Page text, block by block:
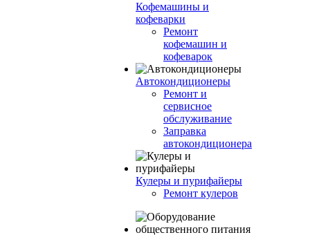
Кофемашины и
кофеварки
Ремонт
кофемашин и
кофеварок
Автокондиционеры
Ремонт и
сервисное
обслуживание
Заправка
автокондиционера
Кулеры и пурифайеры
Ремонт кулеров